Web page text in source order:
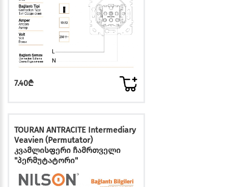
7.40₾
TOURAN ANTRACITE Intermediary
Veavien (Permutator)
კვამლისფერი ჩამრთველი
"პერმუტატორი"